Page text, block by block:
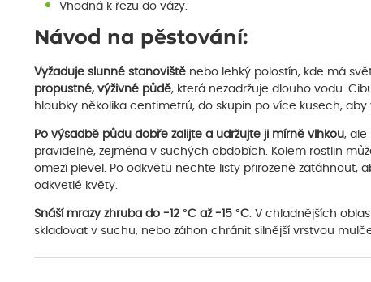
Vhodná k řezu do vázy.
Návod na pěstování:
Vyžaduje slunné stanoviště nebo lehký polostín, kde má
propustné, výživné půdě, která nezadržuje dlouho vodu.
hloubky několika centimetrů, do skupin po více kusech,
Po výsadbě půdu dobře zalijte a udržujte ji mírně vlhkou, ale
pravidelně, zejména v suchých obdobích. Kolem rostlin
omezí plevel. Po odkvětu nechte listy přirozeně zatáhnout,
odkvetlé květy.
Snáší mrazy zhruba do -12 °C až -15 °C. V chladnějších
skladovat v suchu, nebo záhon chránit silnější vrstvou